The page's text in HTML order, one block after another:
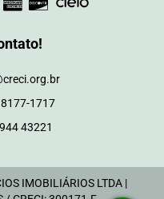
1717
43221
IMOBILIÁRIOS LTDA |